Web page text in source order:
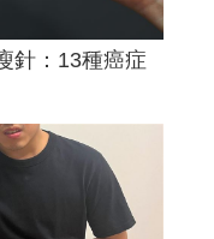
針：13種癌症